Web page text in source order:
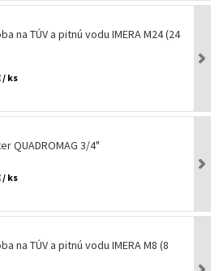
na TÚV a pitnú vodu IMERA M24 (24
/ ks
QUADROMAG 3/4"
/ ks
na TÚV a pitnú vodu IMERA M8 (8